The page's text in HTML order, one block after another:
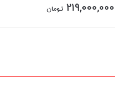
219,000,000 تومان